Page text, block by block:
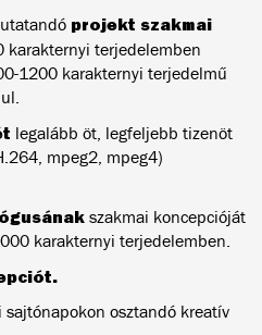
projekt szakmai
karakternyi terjedelemben
1200 karakternyi terjedelmű
legalább öt, legfeljebb tizenöt
mpeg2, mpeg4)
szakmai koncepcióját
karakternyi terjedelemben.
osztandó kreatív